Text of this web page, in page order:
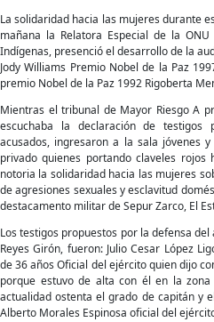
La solidaridad hacia las mujeres durante
mañana la Relatora Especial de la
Indígenas, presenció el desarrollo de la
Jody Williams Premio Nobel de la Paz
premio Nobel de la Paz 1992 Rigoberta
Mientras el tribunal de Mayor Riesgo A
escuchaba la declaración de
acusados, ingresaron a la sala jóvenes
privado quienes portando claveles
notoria la solidaridad hacia las mujeres
de agresiones sexuales y esclavitud
destacamento militar de Sepur Zarco, El
Los testigos propuestos por la defensa
Reyes Girón, fueron: Julio Cesar López
de 36 años Oficial del ejército quien dijo
porque estuvo de alta con él en la
actualidad ostenta el grado de capitán y
Alberto Morales Espinosa oficial del